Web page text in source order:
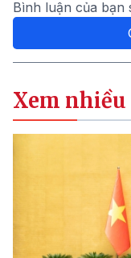
Bình luận của bạn
Xem nhiều